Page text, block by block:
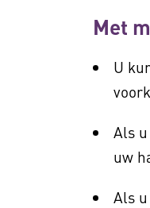
Met
U
Als
uw
Als